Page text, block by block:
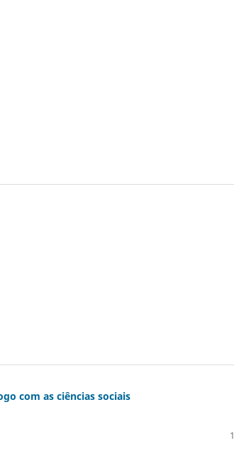
com as ciências sociais